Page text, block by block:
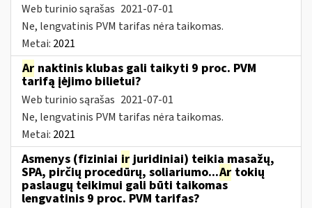
Web turinio sąrašas 2021-07-01
Ne, lengvatinis PVM tarifas nėra taikomas.
Metai: 2021
Ar naktinis klubas gali taikyti 9 proc. PVM
tarifą įėjimo bilietui?
Web turinio sąrašas 2021-07-01
Ne, lengvatinis PVM tarifas nėra taikomas.
Metai: 2021
Asmenys (fiziniai irjuridiniai) teikia masažų,
SPA, pirčių procedūrų, soliariumo...Ar tokių
paslaugų teikimui gali būti taikomas
lengvatinis 9 proc. PVM tarifas?